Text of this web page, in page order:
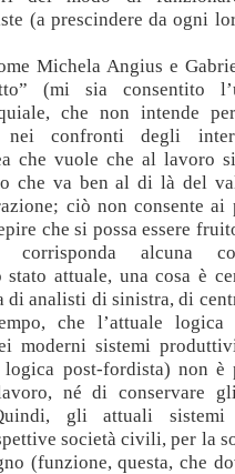
(a prescindere da ogni
Michela Angius e
(mi sia consentito
che non intende
nei confronti degli
che vuole che al lavoro
che va ben al di là del
ciò non consente
che si possa essere
alcuna
attuale, una cosa è
di analisti di sinistra, di
che l’attuale
moderni sistemi
logica post-fordista) non
né di conservare
gli attuali sistemi
società civili, per la
(funzione, questa, che